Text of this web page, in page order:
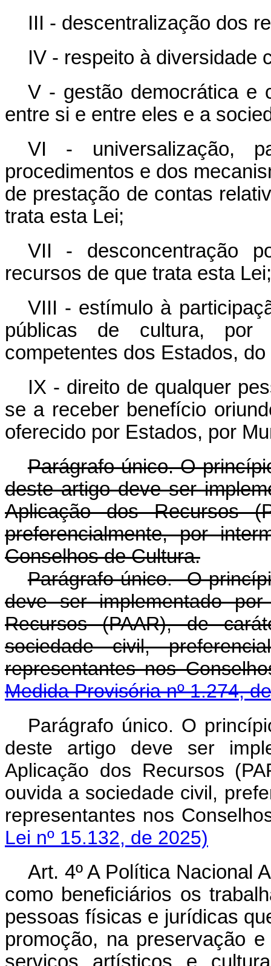
III - descentralização dos
IV - respeito à diversidade
V - gestão democrática e
entre si e entre eles e a
VI - universalização,
procedimentos e dos
de prestação de contas
trata esta Lei;
VII - desconcentração
recursos de que trata esta Lei;
VIII - estímulo à
públicas de cultura,
competentes dos Estados,
IX - direito de qualquer
se a receber benefício
oferecido por Estados, por
Parágrafo único. O
deste artigo deve ser
Aplicação dos Recursos
preferencialmente, por
Conselhos de Cultura.
Parágrafo único. O
deve ser implementado
Recursos (PAAR), de
sociedade civil,
representantes nos
Medida Provisória nº 1.274,
Parágrafo único. O
deste artigo deve ser
Aplicação dos Recursos
ouvida a sociedade civil,
representantes nos
Lei nº 15.132, de 2025)
Art. 4º A Política Nacional
como beneficiários os
pessoas físicas e jurídicas
promoção, na preservação